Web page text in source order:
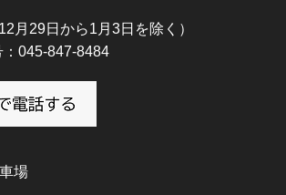
月29日から1月3日を除く）
045-847-8484
場